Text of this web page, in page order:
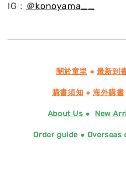
IG： ＠konoyama__
關於童里 ● 最新到
購書須知 ● 海外購書
About Us ● New
Order guide ● Overseas